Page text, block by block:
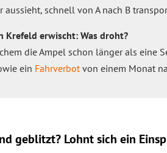
aussieht, schnell von A nach B
Krefeld erwischt: Was droht?
die Ampel schon länger als eine
ein Fahrverbotvon einem Monat
geblitzt? Lohnt sich ein